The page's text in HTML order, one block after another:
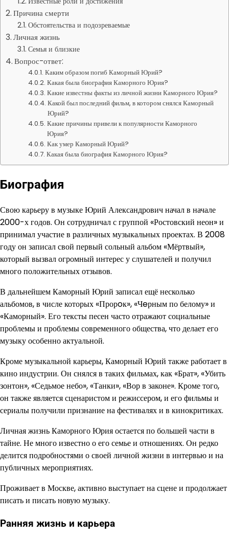
Причина смерти
Обстоятельства и подозреваемые
Личная жизнь
Семья и близкие
Вопрос-ответ:
Каким образом погиб Каморный Юрий?
Какая была биография Каморного Юрия?
Какие известны факты из личной жизни Каморного Юрия?
Какой был последний фильм, в котором снялся Каморный
Юрий?
Какие причины привели к популярности Каморного
Юрия?
Как умер Каморный Юрий?
Какая была биография Каморного Юрия?
Биография
Свою карьеру в музыке Юрий Александрович начал в начале
2000-х годов. Он сотрудничал с группой «Ростовский неон» и
принимал участие в различных музыкальных проектах. В 2008
году он записал свой первый сольный альбом «Мёртвый»,
который вызвал огромный интерес у слушателей и получил
много положительных отзывов.
В дальнейшем Каморный Юрий записал ещё несколько
альбомов, в числе которых «Прорoк», «Чeрным по белому» и
«Каморный». Его тексты песен часто отражают социальные
проблемы и проблемы современного общества, что делает его
музыку особенно актуальной.
Кроме музыкальной карьеры, Каморный Юрий также работает в
кино индустрии. Он снялся в таких фильмах, как «Брат», «Убить
зонтон», «Седьмое небо», «Танки», «Вор в законе». Кроме того,
он также является сценаристом и режиссером, и его фильмы и
сериалы получили признание на фестивалях и в кинокритиках.
Личная жизнь Каморного Юрия остается по большей части в
тайне. Не много известно о его семье и отношениях. Он редко
делится подробностями о своей личной жизни в интервью и на
публичных мероприятиях.
Проживает в Москве, активно выступает на сцене и продолжает
писать и писать новую музыку.
Ранняя жизнь и карьера